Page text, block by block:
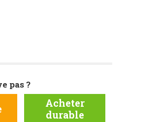
pas ?
Acheter
durable